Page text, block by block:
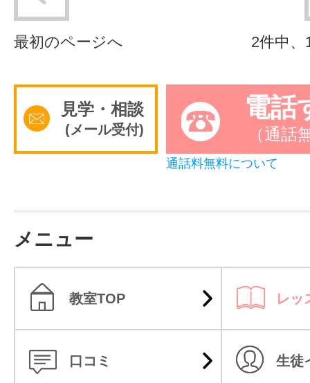
2件中、
最初のページへ
見学・相談
(メール受付)
電話
（通話
通話料無料について
メニュー
教室TOP レッ
口コミ 生徒